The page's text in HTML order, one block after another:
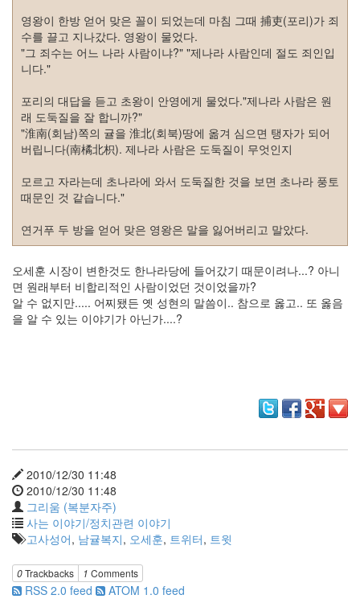
영왕이 한방 얻어 맞은 꼴이 되었는데 마침 그때 捕吏(포리)가 죄
수를 끌고 지나갔다. 영왕이 물었다.
"그 죄수는 어느 나라 사람이냐?" "제나라 사람인데 절도 죄인입
니다."
포리의 대답을 듣고 초왕이 안영에게 물었다."제나라 사람은 원
래 도둑질을 잘 합니까?"
"淮南(회남)쪽의 귤을 淮北(회북)땅에 옮겨 심으면 탱자가 되어
버립니다(南橘北枳). 제나라 사람은 도둑질이 무엇인지
모르고 자라는데 초나라에 와서 도둑질한 것을 보면 초나라 풍토
때문인 것 같습니다."
연거푸 두 방을 얻어 맞은 영왕은 말을 잃어버리고 말았다.
오세훈 시장이 변한것도 한나라당에 들어갔기 때문이려나...? 아니
면 원래부터 비합리적인 사람이었던 것이었을까?
알 수 없지만..... 어찌됐든 옛 성현의 말씀이.. 참으로 옳고.. 또 옳음
을 알 수 있는 이야기가 아닌가....?
2010/12/30 11:48
2010/12/30 11:48
그리움 (복분자주)
사는 이야기/정치관련 이야기
고사성어, 남귤복지, 오세훈, 트위터, 트윗
0Trackbacks 1 Comments
RSS 2.0 feed ATOM 1.0 feed
개
By
그
리
(복
분
자
주)
Find!
Categories
체
1338
AI
프
My-
Program
41
KScreenPen
25
IT
4